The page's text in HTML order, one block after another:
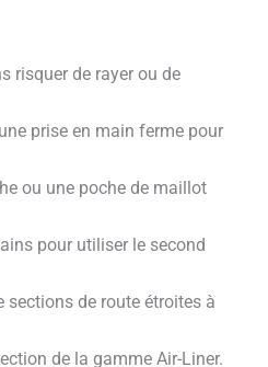
risquer de rayer ou de
prise en main ferme pour
ou une poche de maillot
pour utiliser le second
sections de route étroites à
de la gamme Air-Liner.